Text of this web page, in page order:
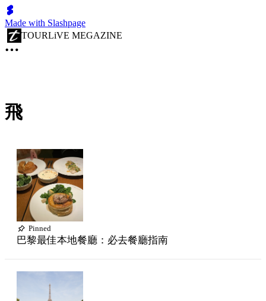
Made with Slashpage
TOURLiVE MEGAZINE
飛
Pinned
巴黎最佳本地餐廳：必去餐廳指南